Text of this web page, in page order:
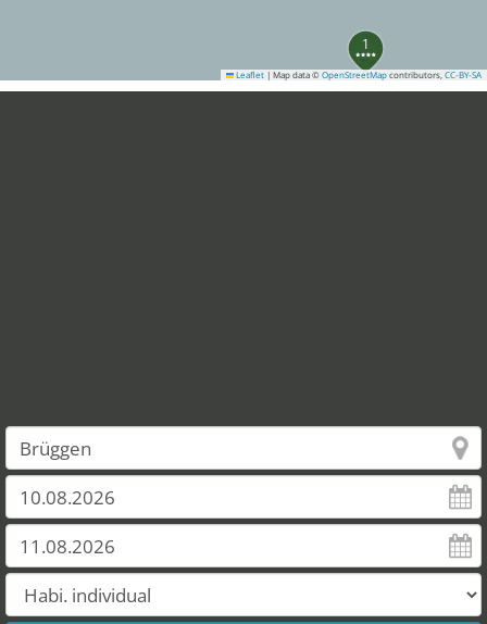
1
23
24
39
Leaflet | Map data © OpenStreetMap contributors, CC-BY-SA